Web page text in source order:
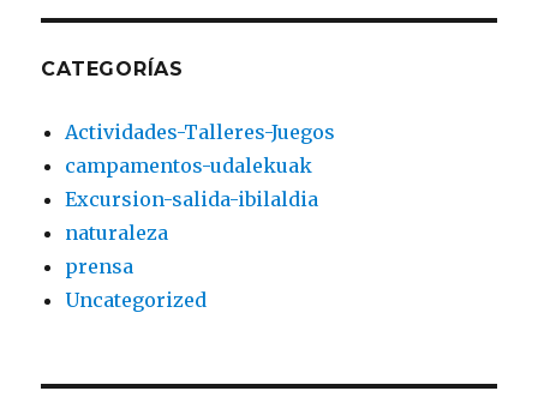
CATEGORÍAS
Actividades-Talleres-Juegos
campamentos-udalekuak
Excursion-salida-ibilaldia
naturaleza
prensa
Uncategorized